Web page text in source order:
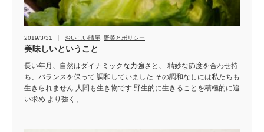
2019/3/31 おいしい晴屋 野菜とポリシー
美味しいということ
長い年月、自然はダイナミックな力強さと、 精妙な節度を合わせ持
ち、バランスを保って 調和していました その調和なしには私たちも
生きられません 人間も生き物です 野生的に生きることを積極的に追
い求め より強く、…